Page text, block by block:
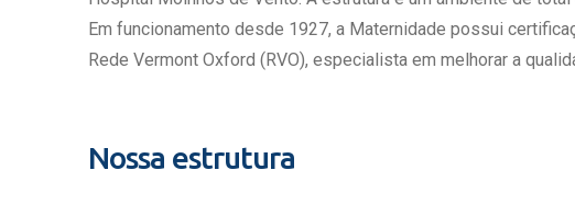
Estrutura de Gestão
Exames - Portal Médico
Em funcionamento desde 1927, a Maternidade possui
Rede Vermont Oxford (RVO), especialista em melhorar a
Nossa estrutura